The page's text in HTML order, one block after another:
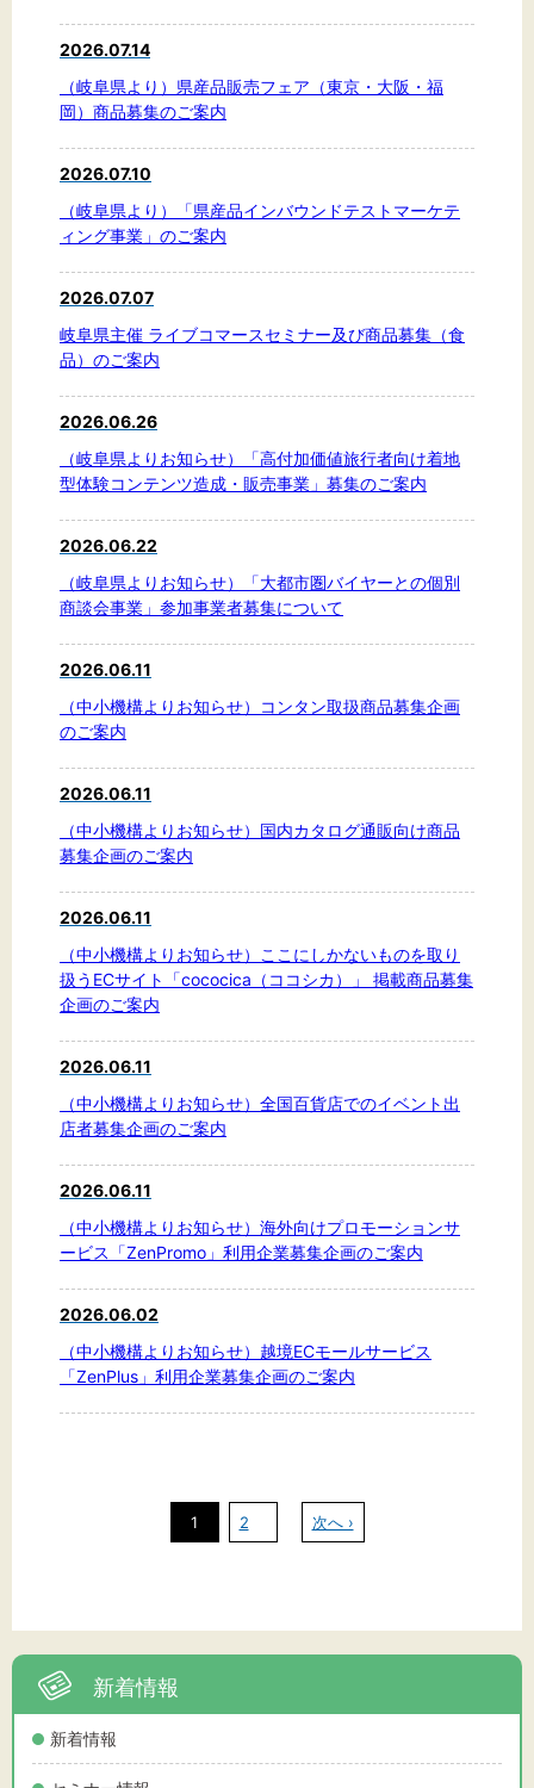
新着情報
新着情報
2026.07.14
（岐阜県より）県産品販売フェア（東京・大阪・福
岡）商品募集のご案内
2026.07.10
（岐阜県より）「県産品インバウンドテストマーケテ
ィング事業」のご案内
2026.07.07
岐阜県主催 ライブコマースセミナー及び商品募集（食
品）のご案内
2026.06.26
（岐阜県よりお知らせ）「高付加価値旅行者向け着地
型体験コンテンツ造成・販売事業」募集のご案内
2026.06.22
（岐阜県よりお知らせ）「大都市圏バイヤーとの個別
商談会事業」参加事業者募集について
2026.06.11
（中小機構よりお知らせ）コンタン取扱商品募集企画
のご案内
2026.06.11
（中小機構よりお知らせ）国内カタログ通販向け商品
募集企画のご案内
2026.06.11
（中小機構よりお知らせ）ここにしかないものを取り
扱うECサイト「cococica（ココシカ）」 掲載商品募集
企画のご案内
2026.06.11
（中小機構よりお知らせ）全国百貨店でのイベント出
店者募集企画のご案内
2026.06.11
（中小機構よりお知らせ）海外向けプロモーションサ
ービス「ZenPromo」利用企業募集企画のご案内
2026.06.02
（中小機構よりお知らせ）越境ECモールサービス
「ZenPlus」利用企業募集企画のご案内
1 2 次へ ›